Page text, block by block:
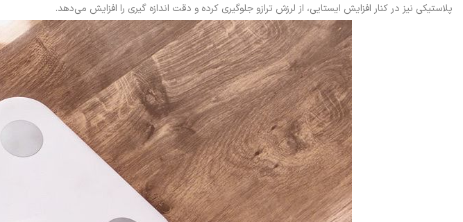
پلاستیکی نیز در کنار افزایش ایستایی، از لرزش ترازو جلوگیری کرده و دقت اندازه گیری را افزایش می‌دهد.